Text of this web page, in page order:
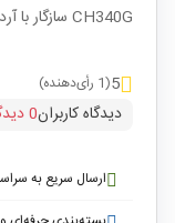
CH340G سازگار با آردوینو و NodeMCU.
5(1 رأی‌دهنده)
دیدگاه کاربران0 دیدگاه
ارسال سریع به